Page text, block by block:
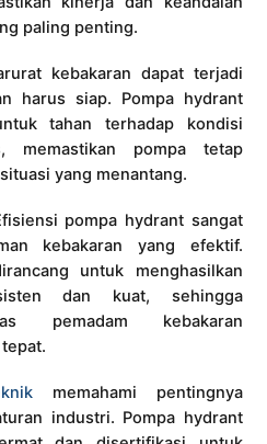
paling penting.
kebakaran dapat terjadi
harus siap. Pompa hydrant
tahan terhadap kondisi
memastikan pompa tetap
yang menantang.
pompa hydrant sangat
kebakaran yang efektif.
untuk menghasilkan
dan kuat, sehingga
pemadam kebakaran
memahami pentingnya
industri. Pompa hydrant